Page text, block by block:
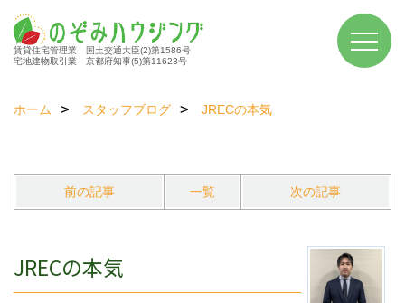
賃貸住宅管理業 国土交通大臣(2)第1586号
宅地建物取引業 京都府知事(5)第11623号
ホーム スタッフブログ JRECの本気
前の記事 一覧 次の記事
JRECの本気